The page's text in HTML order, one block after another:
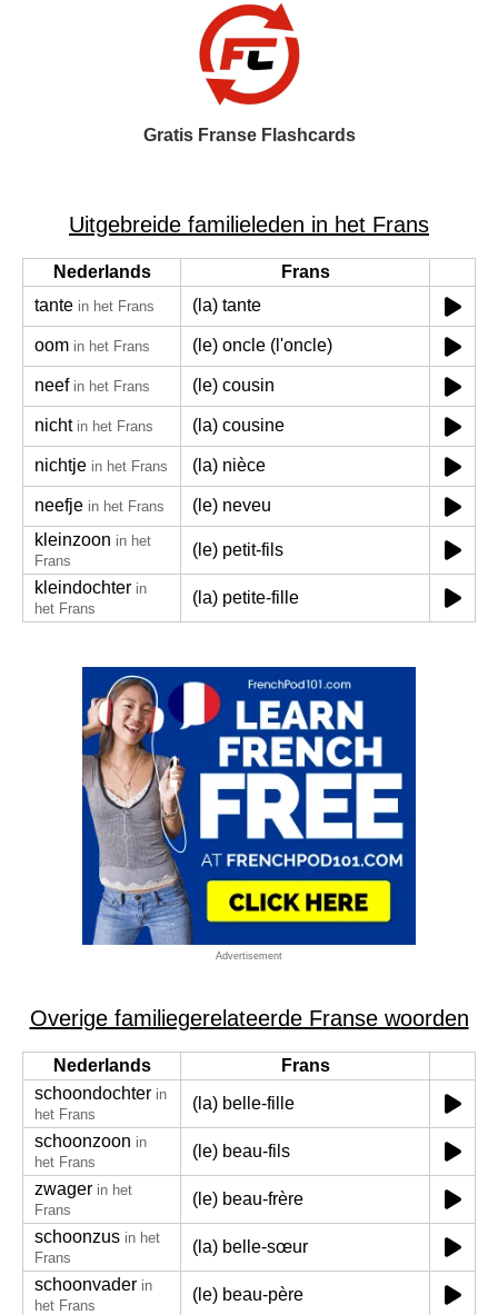
Gratis Franse Flashcards
Uitgebreide familieleden in het Frans
Nederlands
Frans
tante in het Frans (la) tante
oom in het Frans (le) oncle (l'oncle)
neef in het Frans (le) cousin
nicht in het Frans (la) cousine
nichtje in het Frans (la) nièce
neefje in het Frans
(le) neveu
kleinzoon in het
Frans
(le) petit-fils
kleindochter in
het Frans
(la) petite-fille
Advertisement
Overige familiegerelateerde Franse woorden
Nederlands
Frans
schoondochter in
het Frans
(la) belle-fille
schoonzoon in
het Frans
(le) beau-fils
zwager in het
Frans
(le) beau-frère
schoonzus in het
Frans
(la) belle-sœur
schoonvader in
het Frans
(le) beau-père